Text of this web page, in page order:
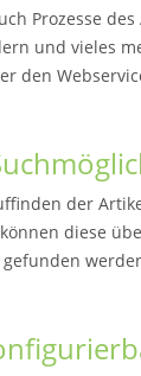
Prozesse
und vieles
den
der
diese
gefunden